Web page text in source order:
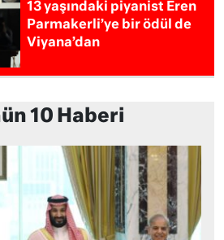
13 yaşındaki piyanist Eren
Parmakerli’ye bir ödül de
Viyana’dan
10 Haberi